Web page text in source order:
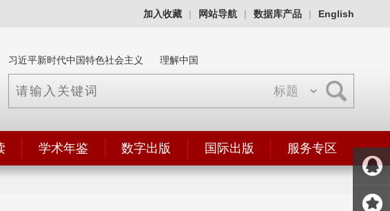
加入收藏 | 网站导航 | 数据库产品 | English
习近平新时代中国特色社会主义 理解中国
学术年鉴 数字出版 国际出版 服务专区